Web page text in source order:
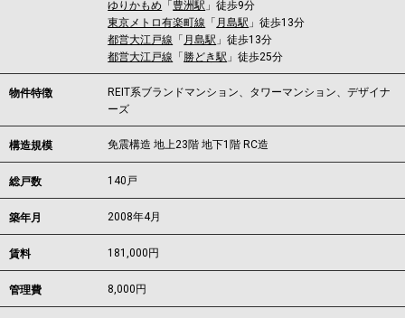
ゆりかもめ 「 豊洲駅 」徒歩9分
東京メトロ有楽町線 「 月島駅 」徒歩13分
都営大江戸線 「 月島駅 」徒歩13分
都営大江戸線 「 勝どき駅 」徒歩25分
物件特徴
REIT系ブランドマンション、タワーマンション、デザイナ
ーズ
構造規模 免震構造 地上23階 地下1階 RC造
総戸数 140戸
築年月 2008年4月
賃料 181,000 円
管理費 8,000円